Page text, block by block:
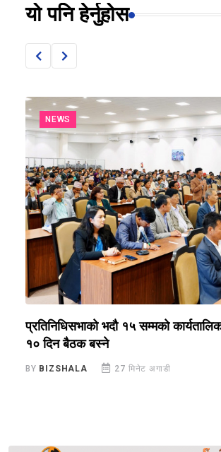
यो पनि हेर्नुहोस
NEWS
प्रतिनिधिसभाको भदौ १५ सम्मको
१० दिन बैठक बस्ने
BY BIZSHALA 27 मिनेट अगाडी